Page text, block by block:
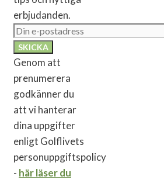
erbjudanden.
Genom att
prenumerera
godkänner du
att vi hanterar
dina uppgifter
enligt Golflivets
personuppgiftspolicy
- här läser du